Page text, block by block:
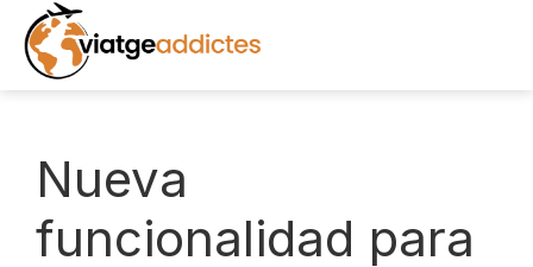
Saltar
contenido
DESTINOS
Nueva
funcionalidad para